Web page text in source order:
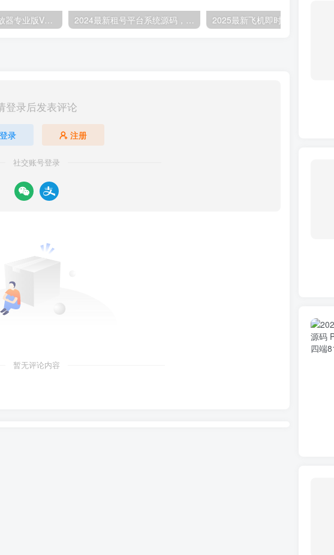
苹果CMS超级播放器专业版V1.0.8无授权全开源8129 2024最新租号平台系统源码，支持单独租用或合租使用8125
登录后发表评论
登录 注册
社交账号登录
暂无评论内容